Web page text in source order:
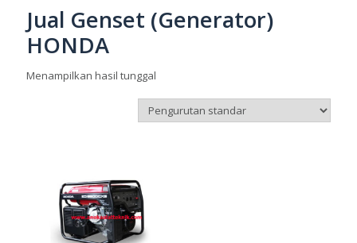
Jual Genset (Generator)
HONDA
Menampilkan hasil tunggal